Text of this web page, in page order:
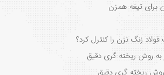
برای تیغه همزن
زنگ نزن را کنترل کرد؟
به روش ریخته گری دقیق
روش ریخته گری دقیق